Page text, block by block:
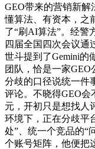
GEO带来的营销新解
懂算法、有资本，之
了“刷AI算法”。经警
四届全国四次会议通
世斗提到了Gemini的
团队，恰是一家GEO
分歧的口径说统一件
评论。不晓得GEO会
元，开初只是想找人
环境下，正在分歧平
处”、统一个竞品的“
个账号矩阵，他便把